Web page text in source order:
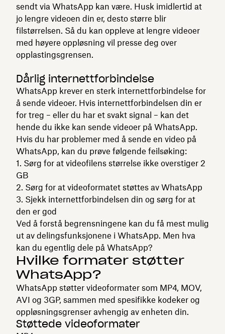
sendt via WhatsApp kan være. Husk imidlertid at
jo lengre videoen din er, desto større blir
filstørrelsen. Så du kan oppleve at lengre videoer
med høyere oppløsning vil presse deg over
opplastingsgrensen.
Dårlig internettforbindelse
WhatsApp krever en sterk internettforbindelse for
å sende videoer. Hvis internettforbindelsen din er
for treg – eller du har et svakt signal – kan det
hende du ikke kan sende videoer på WhatsApp.
Hvis du har problemer med å sende en video på
WhatsApp, kan du prøve følgende feilsøking:
Sørg for at videofilens størrelse ikke overstiger 2
GB
Sørg for at videoformatet støttes av WhatsApp
Sjekk internettforbindelsen din og sørg for at
den er god
Ved å forstå begrensningene kan du få mest mulig
ut av delingsfunksjonene i WhatsApp. Men hva
kan du egentlig dele på WhatsApp?
Hvilke formater støtter
WhatsApp?
WhatsApp støtter videoformater som MP4, MOV,
AVI og 3GP, sammen med spesifikke kodeker og
oppløsningsgrenser avhengig av enheten din.
Støttede videoformater